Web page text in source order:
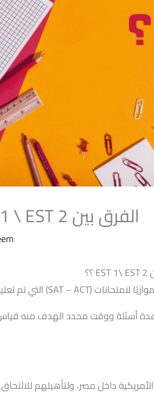
EST Egypt – EST 1 \ EST 2 الفرق بين
داخل مصر، ولتأهيلهم